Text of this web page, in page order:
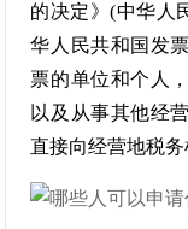
的决定》(中华人
华人民共和国发
票的单位和个人
以及从事其他经
直接向经营地税务